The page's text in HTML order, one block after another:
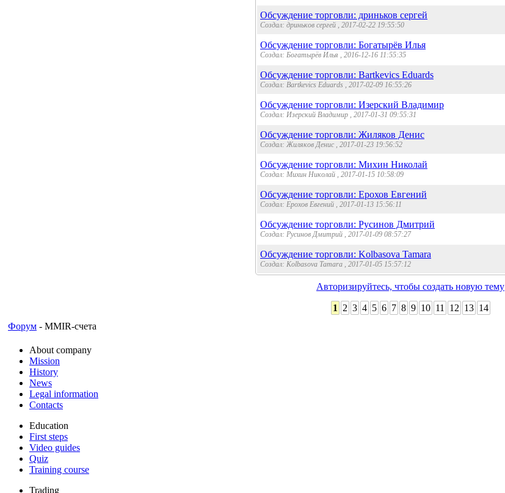
Обсуждение торговли: дриньков сергей
Создал: дриньков сергей , 2017-02-22 19:55:50
Обсуждение торговли: Богатырёв Илья
Создал: Богатырёв Илья , 2016-12-16 11:55:35
Обсуждение торговли: Bartkevics Eduards
Создал: Bartkevics Eduards , 2017-02-09 16:55:26
Обсуждение торговли: Изерский Владимир
Создал: Изерский Владимир , 2017-01-31 09:55:31
Обсуждение торговли: Жиляков Денис
Создал: Жиляков Денис , 2017-01-23 19:56:52
Обсуждение торговли: Михин Николай
Создал: Михин Николай , 2017-01-15 10:58:09
Обсуждение торговли: Ерохов Евгений
Создал: Ерохов Евгений , 2017-01-13 15:56:11
Обсуждение торговли: Русинов Дмитрий
Создал: Русинов Дмитрий , 2017-01-09 08:57:27
Обсуждение торговли: Kolbasova Tamara
Создал: Kolbasova Tamara , 2017-01-05 15:57:12
Авторизируйтесь, чтобы создать новую тему
1 2 3 4 5 6 7 8 9 10 11 12 13 14
Форум - MMIR-счета
About company
Mission
History
News
Legal information
Contacts
Education
First steps
Video guides
Quiz
Training course
Trading